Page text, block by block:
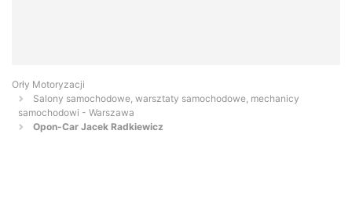
Orły Motoryzacji
Salony samochodowe, warsztaty samochodowe, mechanicy
samochodowi - Warszawa
Opon-Car Jacek Radkiewicz